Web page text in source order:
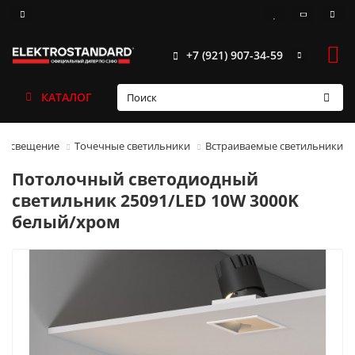
+7 (921) 907-34-59
КАТАЛОГ
освещение Точечные светильники Встраиваемые светильники
Потолочный светодиодный
светильник 25091/LED 10W 3000K
белый/хром